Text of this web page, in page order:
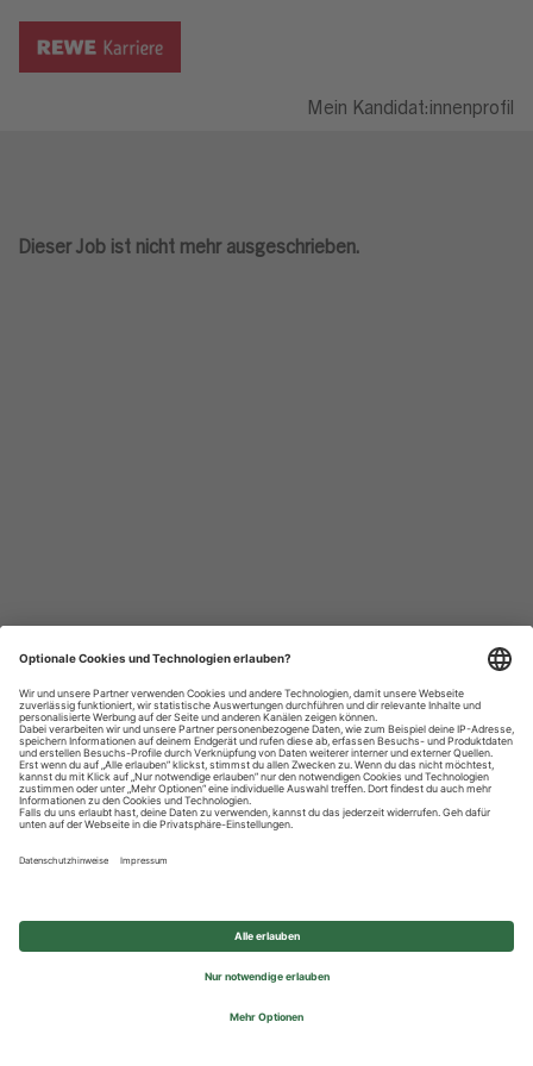
Mein Kandidat:innenprofil
Dieser Job ist nicht mehr ausgeschrieben.
Datenschutzhinweise
Impressum
Privatsphäre-Einstellungen
© 2026 REWE Group - All rights reserved